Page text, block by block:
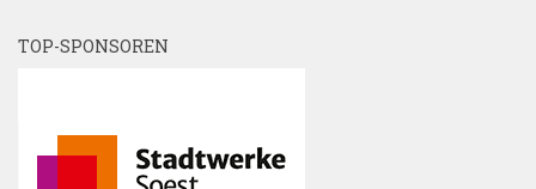
TOP-SPONSOREN